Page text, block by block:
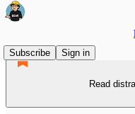
Subscribe
Sign in
Read